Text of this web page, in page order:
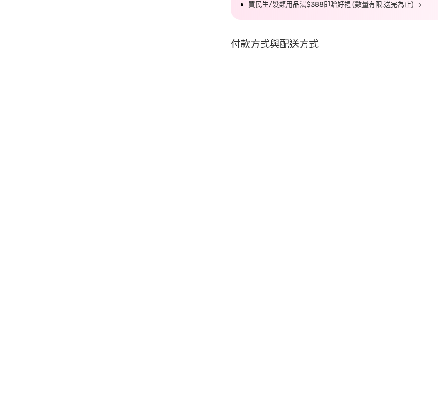
買民生/髮類用品滿$388即贈好禮 (數量有限,送完為止)
付款方式與配送方式